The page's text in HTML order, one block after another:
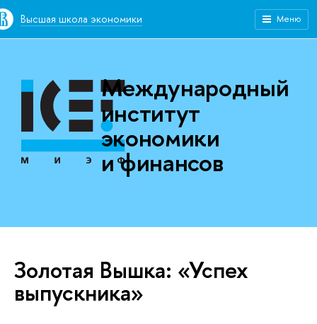
Высшая школа экономики Меню
Международный
институт
экономики
и финансов
Золотая Вышка: «Успех
выпускника»